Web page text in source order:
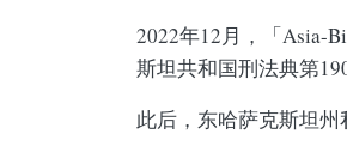
2022年12月，「Asia-
斯坦共和国刑法典第
此后，东哈萨克斯坦